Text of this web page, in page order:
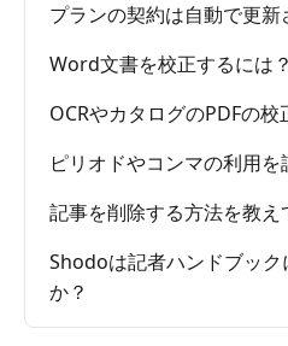
プランの契約は自動で更新
Word文書を校正するには？
OCRやカタログのPDFの校
ピリオドやコンマの利用を
記事を削除する方法を教え
Shodoは記者ハンドブック
か？